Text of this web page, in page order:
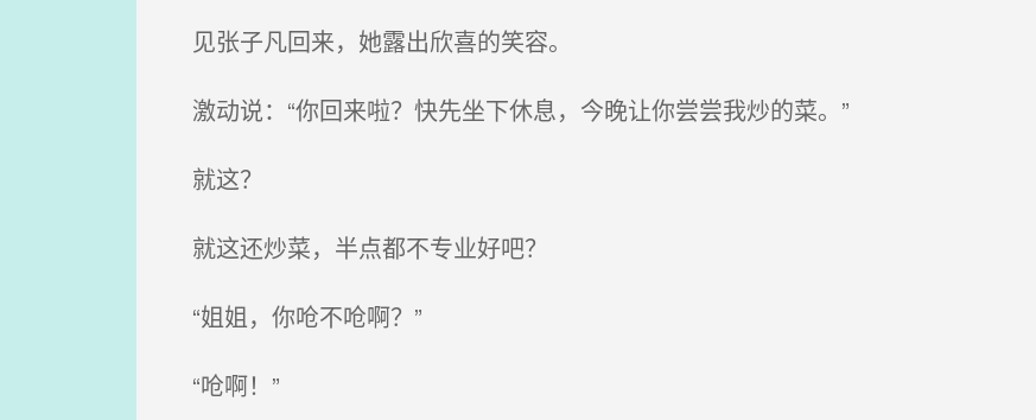
见张子凡回来，她露出欣喜的笑容。
激动说：“你回来啦？快先坐下休息，今晚让你尝尝我炒的菜。”
就这？
就这还炒菜，半点都不专业好吧？
“姐姐，你呛不呛啊？”
“呛啊！”